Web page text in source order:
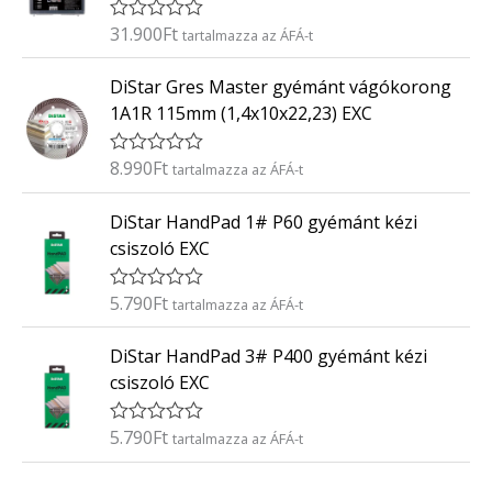
l
é
s
:
/
5
É
é
k
e
l
s
:
/
5
31.900Ft tartalmazza az ÁFÁ-t
DiStar Gres Master gyémánt vágókorong
1A1R 115mm (1,4x10x22,23) EXC
É
é
e
l
é
s
:
/
5
8.990Ft tartalmazza az ÁFÁ-t
DiStar HandPad 1# P60 gyémánt kézi
csiszoló EXC
É
é
e
l
s
:
5.790Ft tartalmazza az ÁFÁ-t
DiStar HandPad 3# P400 gyémánt kézi
csiszoló EXC
É
5.790Ft tartalmazza az ÁFÁ-t